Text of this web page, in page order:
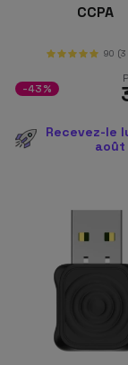
CCPA
90 (3
-43%
Recevez-le
août